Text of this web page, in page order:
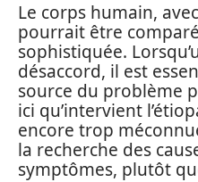
Le corps humain,
pourrait être
sophistiquée.
désaccord, il est
source du problème
ici qu’intervient
encore trop
la recherche des
symptômes, plutôt